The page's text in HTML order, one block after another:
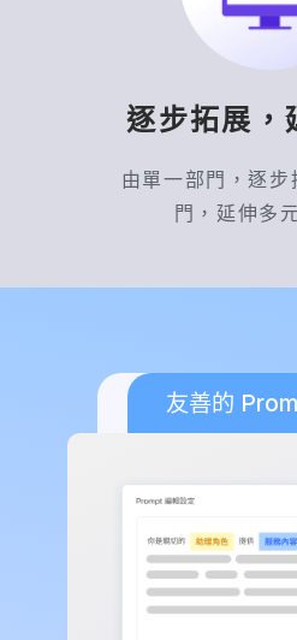
流程、教育訓練、內部規
員工可以直接詢問 AI，快
指引，減少人資部門反覆
若遇到需要人工判斷的特
MIS 自動化助理可應用於
題排除、系統操作指引、
當員工遇到 VPN、Email
帳號相關問題時，可以先
與操作說明，降低第一線
來說，AI 助理能協助整理
引導員工補齊必要資訊，
逐步拓展，
由單一部門，逐步
門，延伸多
負責任的 知識
友善的
彈性化的